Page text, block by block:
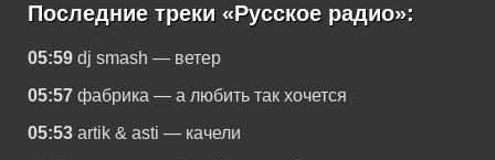
Последние треки «Русское радио»:
05:59 dj smash — ветер
05:57 фабрика — а любить так хочется
05:53 artik & asti — качели